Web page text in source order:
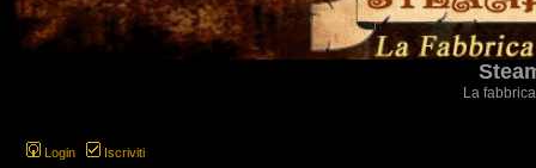
La
Login Iscriviti